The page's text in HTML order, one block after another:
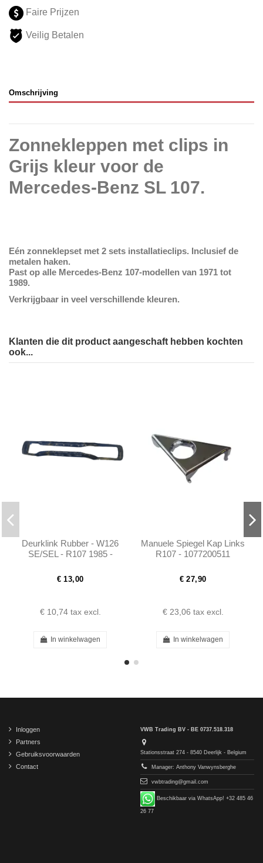
Faire Prijzen
Veilig Betalen
Omschrijving
Zonnekleppen met clips in
Grijs kleur voor de
Mercedes-Benz SL 107.
Eén zonneklepset met 2 sets installatieclips. Inclusief de
metalen haken.
Past op alle Mercedes-Benz 107-modellen van 1971 tot
1989.
Verkrijgbaar in veel verschillende kleuren.
Klanten die dit product aangeschaft hebben kochten
ook...
Deurklink Rubber - W126
SE/SEL - R107 1985 -
€ 13,00
€ 10,74 tax excl.
In winkelwagen
Manuele Spiegel Kap Links
R107 - 1077200511
€ 27,90
€ 23,06 tax excl.
In winkelwagen
Inloggen
Partners
Gebruiksvoorwaarden
Contact
VWB Trading BV - BE 0737.518.318
Stationsstraat 274 - 8540 Deerlijk - Belgium
Manager: Anthony Vanwynsberghe
vwbtrading@gmail.com
Beschikbaar via WhatsApp! +32 485 46
26 77